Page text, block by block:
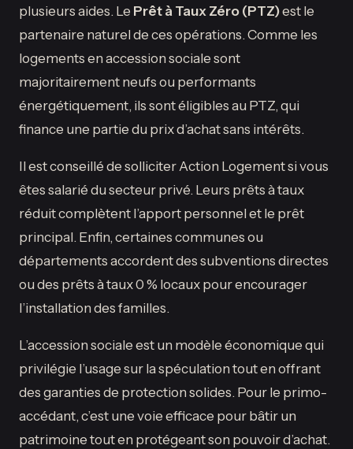
plusieurs aides. Le Prêt à Taux Zéro (PTZ)est le
partenaire naturel de ces opérations. Comme les
logements en accession sociale sont
majoritairement neufs ou performants
énergétiquement, ils sont éligibles au PTZ, qui
finance une partie du prix d’achat sans intérêts.
Il est conseillé de solliciter Action Logement si vous
êtes salarié du secteur privé. Leurs prêts à taux
réduit complètent l’apport personnel et le prêt
principal. Enfin, certaines communes ou
départements accordent des subventions directes
ou des prêts à taux 0 % locaux pour encourager
l’installation des familles.
L’accession sociale est un modèle économique qui
privilégie l’usage sur la spéculation tout en offrant
des garanties de protection solides. Pour le primo-
accédant, c’est une voie efficace pour bâtir un
patrimoine tout en protégeant son pouvoir d’achat.